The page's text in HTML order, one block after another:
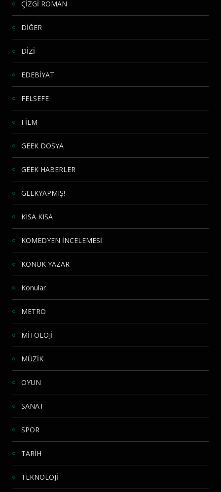
ÇİZGİ ROMAN
DİĞER
DİZİ
EDEBİYAT
FELSEFE
FİLM
GEEK DOSYA
GEEK HABERLER
GEEKYAPMIŞ!
KISA KISA
KOMEDYEN İNCELEMESİ
KONUK YAZAR
Konular
METRO
MİTOLOJİ
MÜZİK
OYUN
SANAT
SPOR
TARİH
TEKNOLOJİ